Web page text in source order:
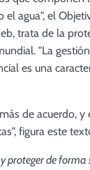
agua", el
trata de la
"La
es una
de acuerdo, y
figura este
proteger de forma